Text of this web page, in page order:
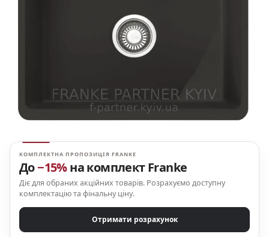
КОМПЛЕКТНА ПРОПОЗИЦІЯ FRANKE
До−15%на комплект Franke
Діє для обраних акційних товарів. Розрахуємо доступну
комплектацію та фінальну ціну.
Отримати розрахунок